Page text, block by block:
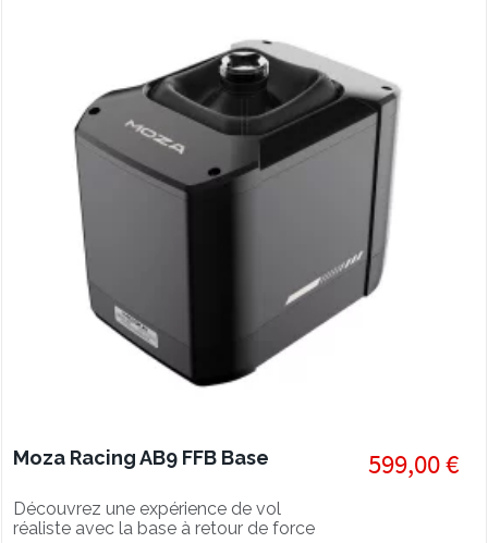
Moza Racing AB9 FFB Base
Découvrez une expérience de vol
réaliste avec la base à retour de force
599,00 €